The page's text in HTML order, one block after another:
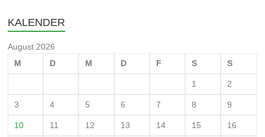
KALENDER
August 2026
M
D M D F S S
1 2
3 4 5 6 7 8 9
10 11 12 13 14 15 16